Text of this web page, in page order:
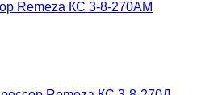
Remeza КС 3-8-270АМ